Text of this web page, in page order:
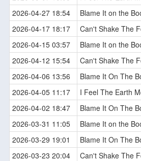
2026-04-27 18:54
Blame It on the
2026-04-17 18:17
Can't Shake The
2026-04-15 03:57
Blame It on the
2026-04-12 15:54
Can't Shake The
2026-04-06 13:56
Blame It On The
2026-04-05 11:17
I Feel The Earth
2026-04-02 18:47
Blame It On The
2026-03-31 11:05
Blame It on the
2026-03-29 19:01
Blame It On The
2026-03-23 20:04
Can't Shake The